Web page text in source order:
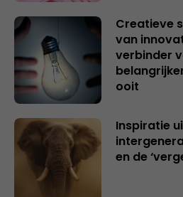
Creatieve
van
verbinder
ooit
Inspiratie
en de